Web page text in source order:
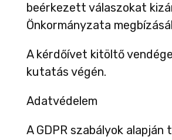
beérkezett válaszokat
Önkormányzata
A kérdőívet kitöltő
kutatás végén.
Adatvédelem
A GDPR szabályok